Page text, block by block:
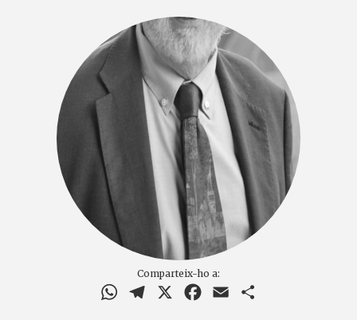
Comparteix-ho a:
WhatsAppTelegram Facebook
Email